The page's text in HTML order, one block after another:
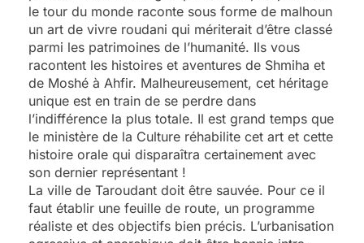
le tour du monde raconte sous forme de malhoun
un art de vivre roudani qui mériterait d’être classé
parmi les patrimoines de l’humanité. Ils vous
racontent les histoires et aventures de Shmiha et
de Moshé à Ahfir. Malheureusement, cet héritage
unique est en train de se perdre dans
l’indifférence la plus totale. Il est grand temps que
le ministère de la Culture réhabilite cet art et cette
histoire orale qui disparaîtra certainement avec
son dernier représentant !
La ville de Taroudant doit être sauvée. Pour ce il
faut établir une feuille de route, un programme
réaliste et des objectifs bien précis. L’urbanisation